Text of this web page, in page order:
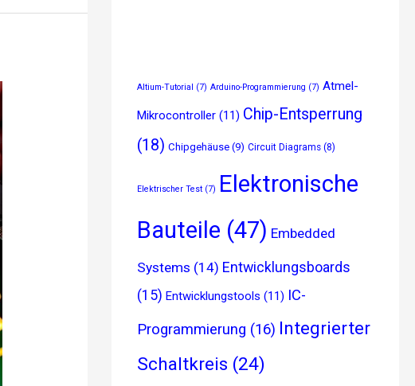
Altium-Tutorial (7) Arduino-Programmierung (7) Atmel-
Mikrocontroller(11) Chip-Entsperrung
(18) Chipgehäuse(9) Circuit Diagrams(8)
Elektrischer Test(7) Elektronische
Bauteile (47) Embedded
Systems (14) Entwicklungsboards
(15) Entwicklungstools (11) IC-
Programmierung (16) Integrierter
Schaltkreis (24)